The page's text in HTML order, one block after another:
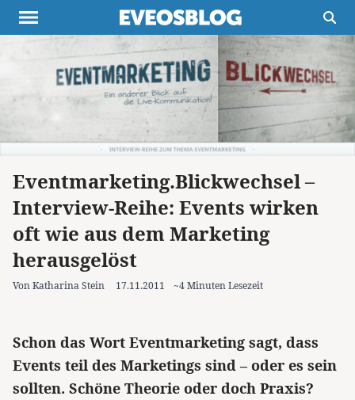
Themen Projekte
Inspiration
Destinationen
Über uns
Werbung
Buchtipps
Newsletter
Eventmarketing.Blickwechsel –
Interview-Reihe: Events wirken
oft wie aus dem Marketing
herausgelöst
Von Katharina Stein 17.11.2011 ~4 Minuten Lesezeit
Schon das Wort Eventmarketing sagt, dass
Events teil des Marketings sind – oder es sein
sollten. Schöne Theorie oder doch Praxis?